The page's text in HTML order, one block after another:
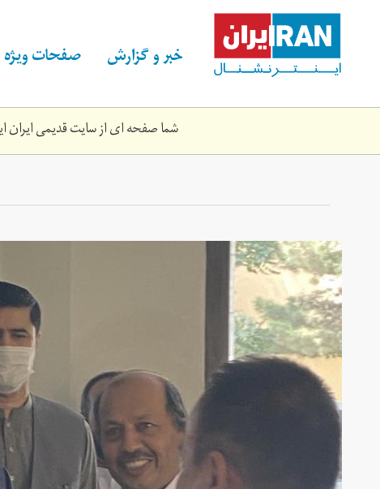
content خبر و گزارش صفحات ویژه
شما صفحه ای از سایت قدیمی ایران